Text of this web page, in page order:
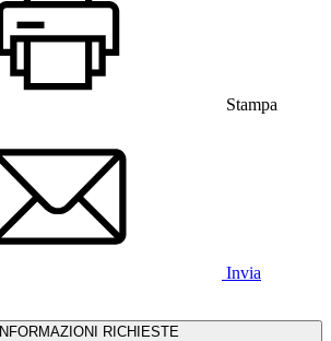
Stampa
Invia
INFORMAZIONI RICHIESTE